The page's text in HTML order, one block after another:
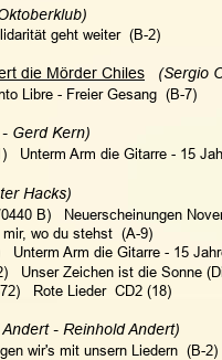
geht weiter  (B-2)
die Mörder Chiles
(Sergio
Libre - Freier Gesang  (B-7)
- Gerd Kern)
Unterm Arm die Gitarre - 15
Hacks)
B)   Neuerscheinungen
wo du stehst  (A-9)
Unterm Arm die Gitarre - 15
Unser Zeichen ist die Sonne
Rote Lieder  CD2 (18)
Andert - Reinhold Andert)
wir's mit unsern Liedern  (B-2)